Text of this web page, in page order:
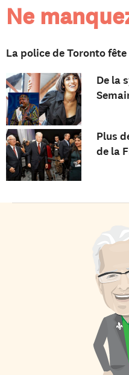
Ne
La police de Toronto
De la
Plus
de la